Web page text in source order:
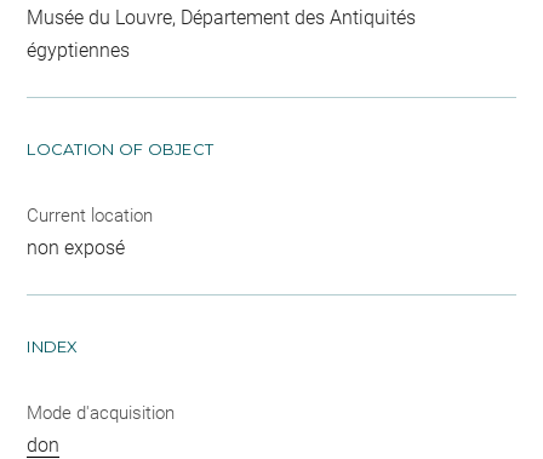
Musée du Louvre, Département des Antiquités
égyptiennes
LOCATION OF OBJECT
Current location
non exposé
INDEX
Mode d'acquisition
don